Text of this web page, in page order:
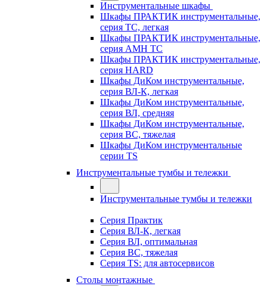
Инструментальные шкафы
Шкафы ПРАКТИК инструментальные,
серия TC, легкая
Шкафы ПРАКТИК инструментальные,
серия AMH TC
Шкафы ПРАКТИК инструментальные,
серия HARD
Шкафы ДиКом инструментальные,
cерия ВЛ-К, легкая
Шкафы ДиКом инструментальные,
серия ВЛ, средняя
Шкафы ДиКом инструментальные,
серия ВС, тяжелая
Шкафы ДиКом инструментальные
серии TS
Инструментальные тумбы и тележки
Инструментальные тумбы и тележки
Серия Практик
Серия ВЛ-К, легкая
Серия ВЛ, оптимальная
Серия ВС, тяжелая
Серия TS: для автосервисов
Столы монтажные